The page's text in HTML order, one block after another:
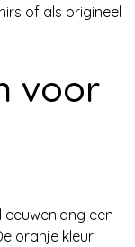
of als origineel
voor
eeuwenlang een
oranje kleur